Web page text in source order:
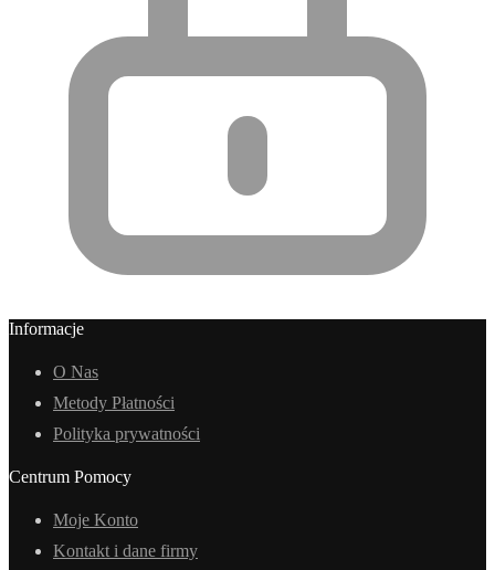
Informacje
O Nas
Metody Płatności
Polityka prywatności
Centrum Pomocy
Moje Konto
Kontakt i dane firmy